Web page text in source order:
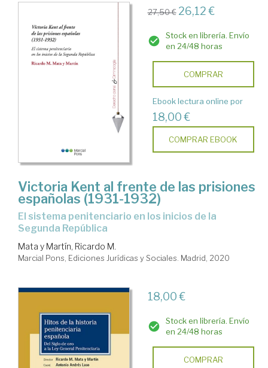
27,50 € 26,12 €
Stock en librería. Envío
en 24/48 horas
COMPRAR
Ebook lectura online por
18,00 €
COMPRAR EBOOK
Victoria Kent al frente de las prisiones
españolas (1931-1932)
El sistema penitenciario en los inicios de la
Segunda República
Mata y Martín, Ricardo M.
Marcial Pons, Ediciones Jurídicas y Sociales. Madrid, 2020
18,00 €
Stock en librería. Envío
en 24/48 horas
COMPRAR